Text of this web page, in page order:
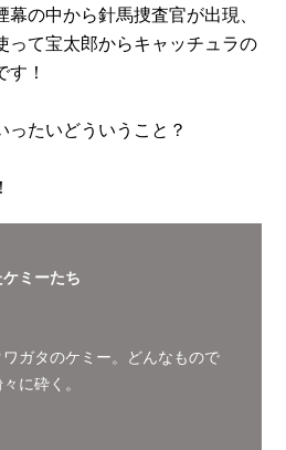
の中から針馬捜査官が出現、
って宝太郎からキャッチュラの
！
たいどういうこと？
ミーたち
ガタのケミー。どんなもので
に砕く。